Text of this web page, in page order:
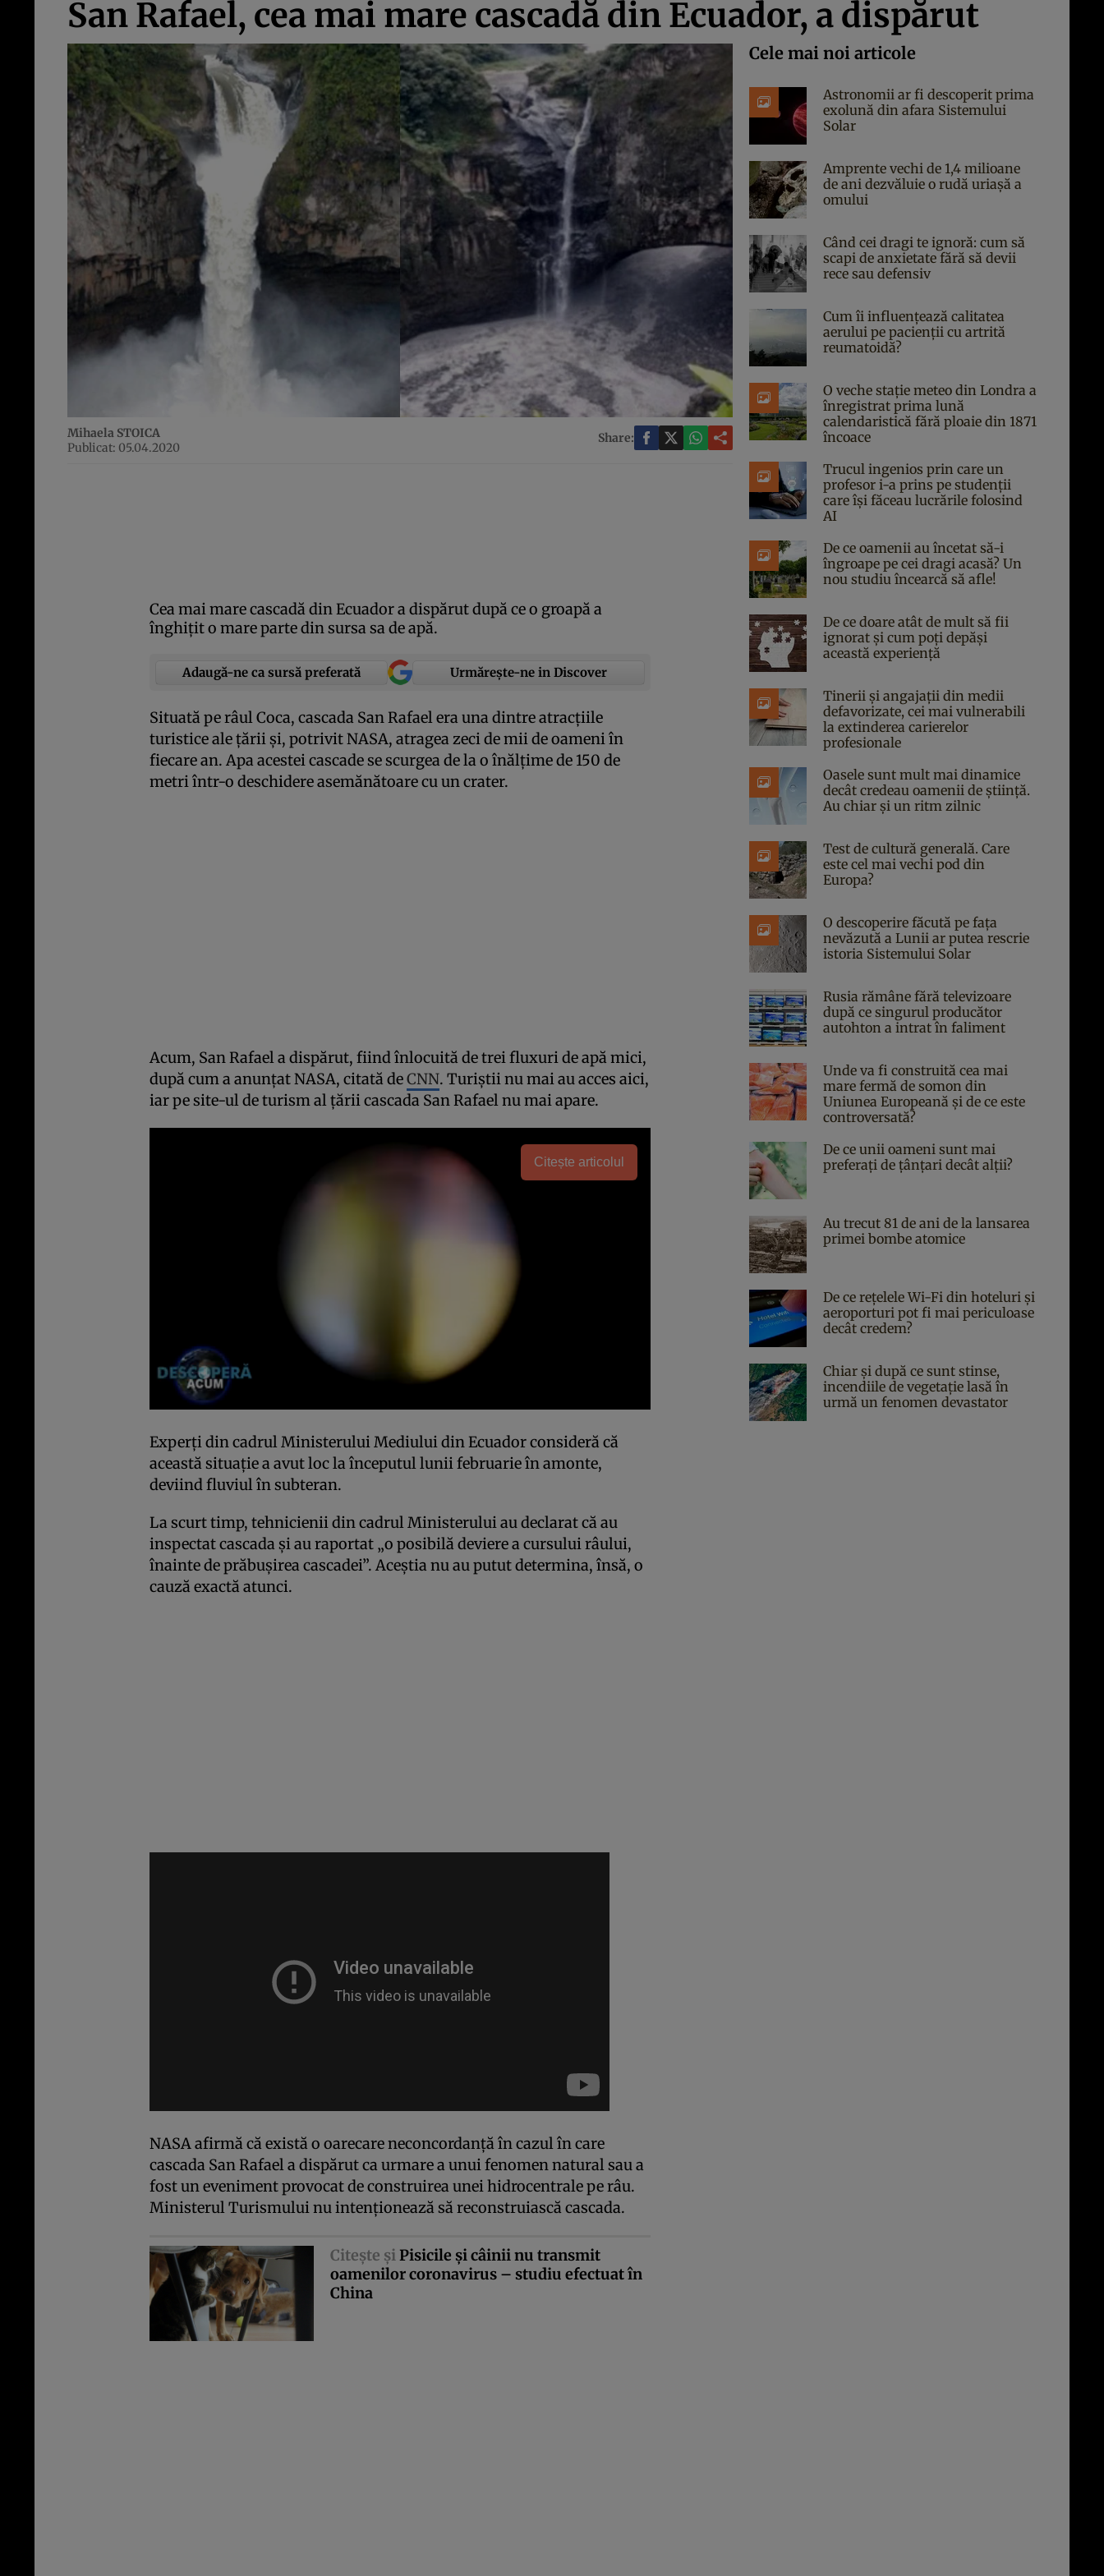
San Rafael, cea mai mare cascadă din Ecuador, a dispărut
Mihaela STOICA
Publicat: 05.04.2020
Share:
Cea mai mare cascadă din Ecuador a dispărut după ce o groapă a
înghiţit o mare parte din sursa sa de apă.
Adaugă-ne ca sursă preferată Urmărește-ne in Discover
Situată pe râul Coca, cascada San Rafael era una dintre atracţiile
turistice ale ţării şi, potrivit NASA, atragea zeci de mii de oameni în
fiecare an. Apa acestei cascade se scurgea de la o înălţime de 150 de
metri într-o deschidere asemănătoare cu un crater.
Acum, San Rafael a dispărut, fiind înlocuită de trei fluxuri de apă mici,
după cum a anunţat NASA, citată deCNN. Turiştii nu mai au acces aici,
iar pe site-ul de turism al ţării cascada San Rafael nu mai apare.
Citește articolul
Experţi din cadrul Ministerului Mediului din Ecuador consideră că
această situaţie a avut loc la începutul lunii februarie în amonte,
deviind fluviul în subteran.
La scurt timp, tehnicienii din cadrul Ministerului au declarat că au
inspectat cascada şi au raportat „o posibilă deviere a cursului râului,
înainte de prăbuşirea cascadei”. Aceştia nu au putut determina, însă, o
cauză exactă atunci.
NASA afirmă că există o oarecare neconcordanţă în cazul în care
cascada San Rafael a dispărut ca urmare a unui fenomen natural sau a
fost un eveniment provocat de construirea unei hidrocentrale pe râu.
Ministerul Turismului nu intenţionează să reconstruiască cascada.
Citeşte şiPisicile şi câinii nu transmit
oamenilor coronavirus – studiu efectuat în
China
Cele mai noi articole
Astronomii ar fi descoperit prima
exolună din afara Sistemului
Solar
Amprente vechi de 1,4 milioane
de ani dezvăluie o rudă uriașă a
omului
Când cei dragi te ignoră: cum să
scapi de anxietate fără să devii
rece sau defensiv
Cum îi influențează calitatea
aerului pe pacienții cu artrită
reumatoidă?
O veche stație meteo din Londra a
înregistrat prima lună
calendaristică fără ploaie din 1871
încoace
Trucul ingenios prin care un
profesor i-a prins pe studenții
care își făceau lucrările folosind
AI
De ce oamenii au încetat să-i
îngroape pe cei dragi acasă? Un
nou studiu încearcă să afle!
De ce doare atât de mult să fii
ignorat și cum poți depăși
această experiență
Tinerii și angajații din medii
defavorizate, cei mai vulnerabili
la extinderea carierelor
profesionale
Oasele sunt mult mai dinamice
decât credeau oamenii de știință.
Au chiar și un ritm zilnic
Test de cultură generală. Care
este cel mai vechi pod din
Europa?
O descoperire făcută pe fața
nevăzută a Lunii ar putea rescrie
istoria Sistemului Solar
Rusia rămâne fără televizoare
după ce singurul producător
autohton a intrat în faliment
Unde va fi construită cea mai
mare fermă de somon din
Uniunea Europeană și de ce este
controversată?
De ce unii oameni sunt mai
preferați de țânțari decât alții?
Au trecut 81 de ani de la lansarea
primei bombe atomice
De ce rețelele Wi-Fi din hoteluri și
aeroporturi pot fi mai periculoase
decât credem?
Chiar și după ce sunt stinse,
incendiile de vegetație lasă în
urmă un fenomen devastator